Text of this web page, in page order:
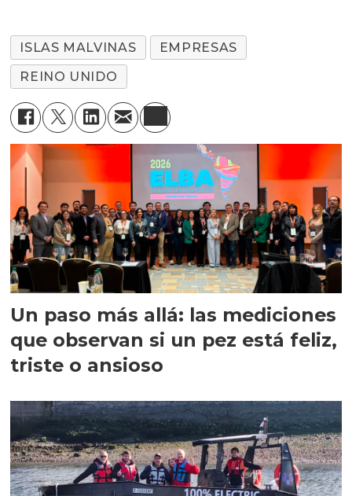
ISLAS MALVINAS
EMPRESAS
REINO UNIDO
Un paso más allá: las mediciones
que observan si un pez está feliz,
triste o ansioso